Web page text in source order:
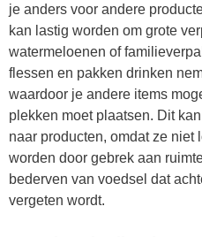
je anders voor andere
kan lastig worden om grote
watermeloenen of
flessen en pakken drinken
waardoor je andere items
plekken moet plaatsen. Dit
naar producten, omdat ze niet
worden door gebrek aan
bederven van voedsel dat
vergeten wordt.